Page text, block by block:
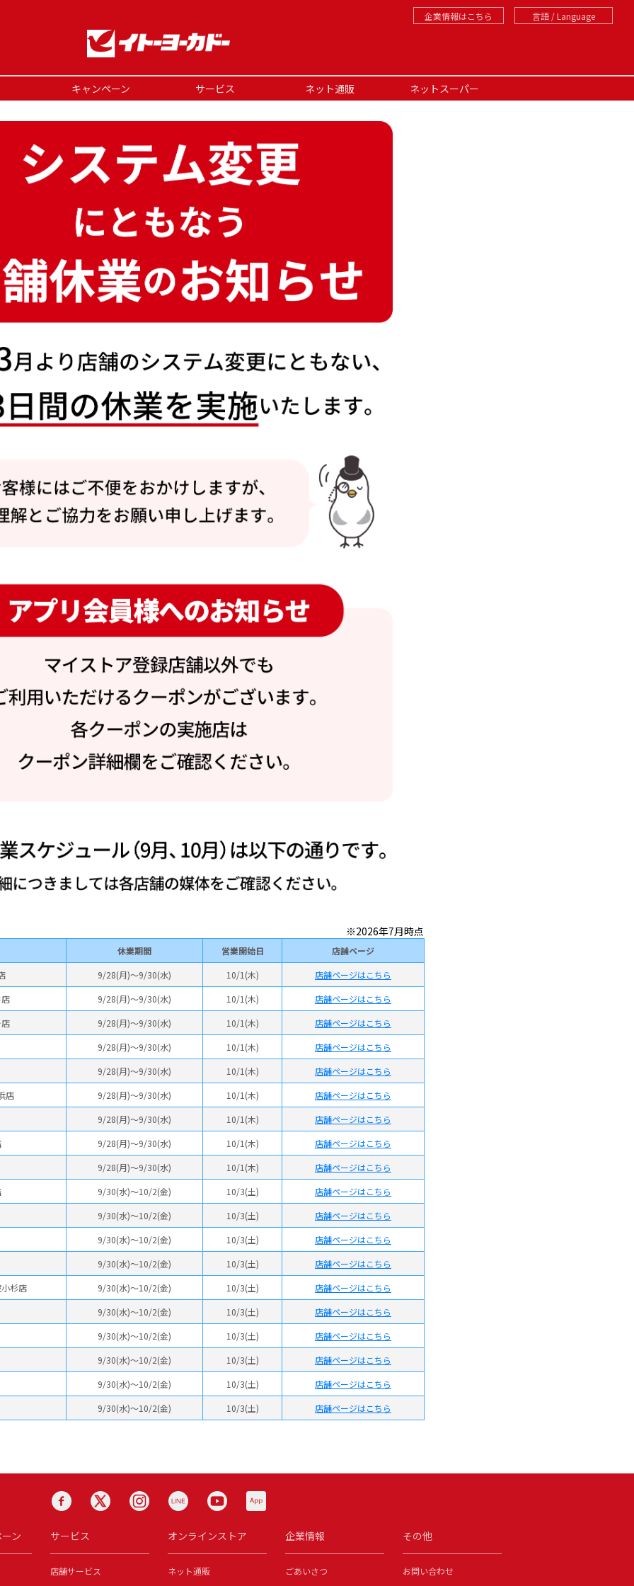
言語 / Language
企業情報はこちら
キャンペーン サービス ネット通販 ネットスーパー
※2026年7月時点
休業期間 営業開始日
店舗ページ
9/28(月)～9/30(水) 10/1(木) 店舗ページはこちら
9/28(月)～9/30(水) 10/1(木) 店舗ページはこちら
9/28(月)～9/30(水) 10/1(木) 店舗ページはこちら
9/28(月)～9/30(水)
10/1(木) 店舗ページはこちら
9/28(月)～9/30(水)
10/1(木) 店舗ページはこちら
店
9/28(月)～9/30(水) 10/1(木) 店舗ページはこちら
9/28(月)～9/30(水)
10/1(木) 店舗ページはこちら
9/28(月)～9/30(水) 10/1(木) 店舗ページはこちら
9/28(月)～9/30(水)
10/1(木) 店舗ページはこちら
9/30(水)～10/2(金) 10/3(土) 店舗ページはこちら
9/30(水)～10/2(金)
10/3(土) 店舗ページはこちら
9/30(水)～10/2(金)
10/3(土) 店舗ページはこちら
9/30(水)～10/2(金)
10/3(土) 店舗ページはこちら
杉店
9/30(水)～10/2(金) 10/3(土) 店舗ページはこちら
9/30(水)～10/2(金)
10/3(土) 店舗ページはこちら
9/30(水)～10/2(金)
10/3(土) 店舗ページはこちら
9/30(水)～10/2(金)
10/3(土) 店舗ページはこちら
9/30(水)～10/2(金)
10/3(土) 店舗ページはこちら
9/30(水)～10/2(金)
10/3(土) 店舗ページはこちら
ン サービス
店舗サービス
オンラインストア
ネット通販
企業情報
ごあいさつ
その他
お問い合わせ